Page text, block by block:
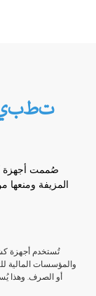
صُممت أجهزة
المزيفة ومنعها
تُستخدم أجهزة
والمؤسسات المالية
أو الصرف. وهذا